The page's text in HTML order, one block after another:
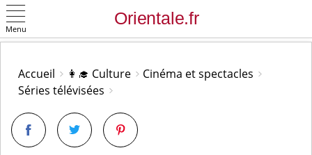
Menu
Accueil 👩‍🎓 Culture
Cinéma et spectacles
Séries télévisées